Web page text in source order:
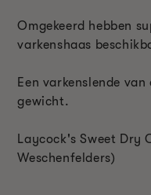
Omgekeerd hebben
varkenshaas
Een varkenslende
gewicht.
Laycock's Sweet Dry
Weschenfelders)